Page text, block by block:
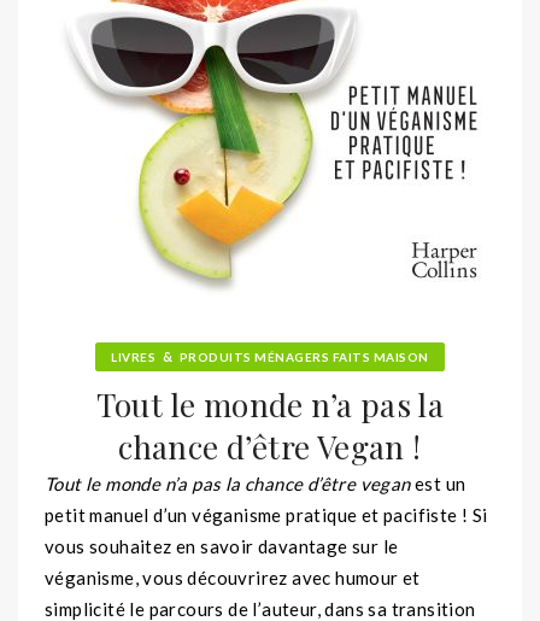
LIVRES & PRODUITS MÉNAGERS FAITS MAISON
Tout le monde n’a pas la
chance d’être Vegan !
Tout le monde n’a pas la chance d’être veganest un
petit manuel d’un véganisme pratique et pacifiste ! Si
vous souhaitez en savoir davantage sur le
véganisme, vous découvrirez avec humour et
simplicité le parcours de l’auteur, dans sa transition